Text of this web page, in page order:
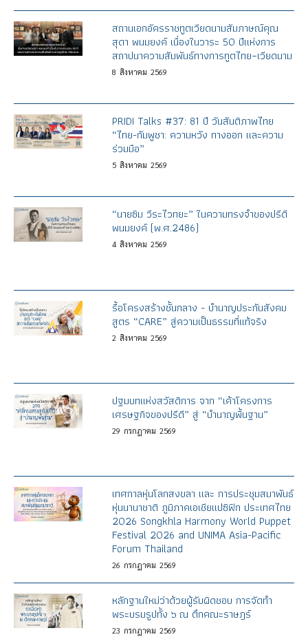
สถานเอกอัครราชทูตเวียดนามสัมภาษณ์คุณ
สุดา พนมยงค์ เนื่องในวาระ 50 ปีแห่งการ
สถาปนาความสัมพันธ์ทางการทูตไทย–เวียดนาม
8 สิงหาคม 2569
PRIDI Talks #37: 81 ปี วันสันติภาพไทย
“ไทย-กัมพูชา: ความหวัง ทางออก และความ
ร่วมมือ”
5 สิงหาคม 2569
“นายซิม วีระไวทยะ” ในความทรงจำของปรีดี
พนมยงค์ (พ.ศ.2486)
4 สิงหาคม 2569
รื้อโครงสร้างชั้นกลาง - บำนาญประกันสังคม
สูตร “CARE” สู่ความเป็นธรรมที่แท้จริง
2 สิงหาคม 2569
ปฐมบทแห่งสวัสดิการ จาก “เค้าโครงการ
เศรษฐกิจของปรีดี” สู่ “บำนาญพื้นฐาน”
29 กรกฎาคม 2569
เทศกาลหุ่นโลกสงขลา และ การประชุมสมาพันธ์
หุ่นนานาชาติ ภูมิภาคเอเชียแปซิฟิก ประเทศไทย
2026 Songkhla Harmony World Puppet
Festival 2026 and UNIMA Asia-Pacific
Forum Thailand
26 กรกฎาคม 2569
หลักฐานใหม่ว่าด้วยผู้รับผิดชอบ การจัดทำ
พระบรมรูปทั้ง ๖ ณ ตึกคณะราษฎร์
23 กรกฎาคม 2569